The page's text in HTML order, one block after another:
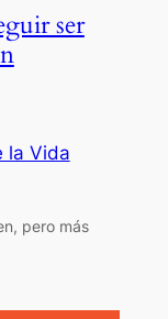
ser
la Vida
pero más